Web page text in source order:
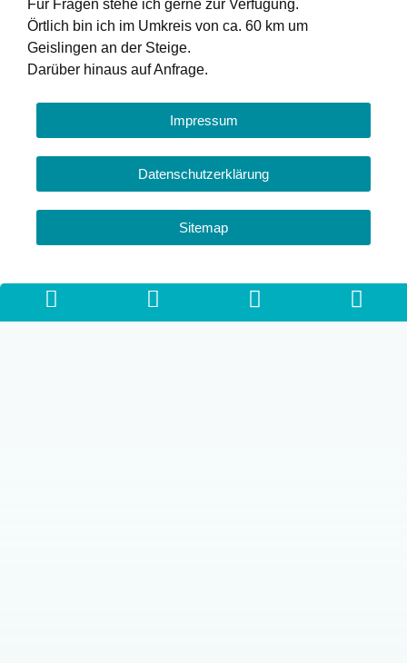
Für Fragen stehe ich gerne zur Verfügung.
Örtlich bin ich im Umkreis von ca. 60 km um
Geislingen an der Steige.
Darüber hinaus auf Anfrage.
Impressum
Datenschutzerklärung
Sitemap